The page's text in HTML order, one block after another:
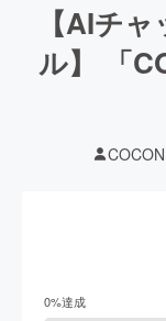
【AIチ
ル】 「
0%達成